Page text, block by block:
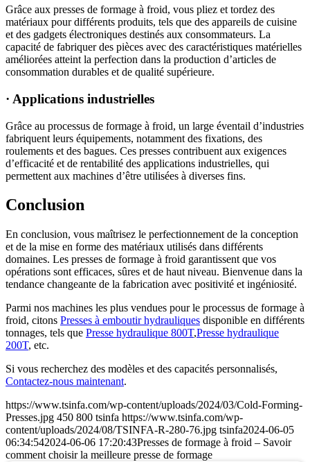
Grâce aux presses de formage à froid, vous pliez et tordez des
matériaux pour différents produits, tels que des appareils de cuisine
et des gadgets électroniques destinés aux consommateurs. La
capacité de fabriquer des pièces avec des caractéristiques matérielles
améliorées atteint la perfection dans la production d’articles de
consommation durables et de qualité supérieure.
· Applications industrielles
Grâce au processus de formage à froid, un large éventail d’industries
fabriquent leurs équipements, notamment des fixations, des
roulements et des bagues. Ces presses contribuent aux exigences
d’efficacité et de rentabilité des applications industrielles, qui
permettent aux machines d’être utilisées à diverses fins.
Conclusion
En conclusion, vous maîtrisez le perfectionnement de la conception
et de la mise en forme des matériaux utilisés dans différents
domaines. Les presses de formage à froid garantissent que vos
opérations sont efficaces, sûres et de haut niveau. Bienvenue dans la
tendance changeante de la fabrication avec positivité et ingéniosité.
Parmi nos machines les plus vendues pour le processus de formage à
froid, citons Presses à emboutir hydrauliques disponible en différents
tonnages, tels que Presse hydraulique 800T,Presse hydraulique
200T, etc.
Si vous recherchez des modèles et des capacités personnalisés,
Contactez-nous maintenant.
https://www.tsinfa.com/wp-content/uploads/2024/03/Cold-Forming-
Presses.jpg 450 800 tsinfa https://www.tsinfa.com/wp-
content/uploads/2024/08/TSINFA-R-280-76.jpg tsinfa2024-06-05
06:34:542024-06-06 17:20:43Presses de formage à froid – Savoir
comment choisir la meilleure presse de formage